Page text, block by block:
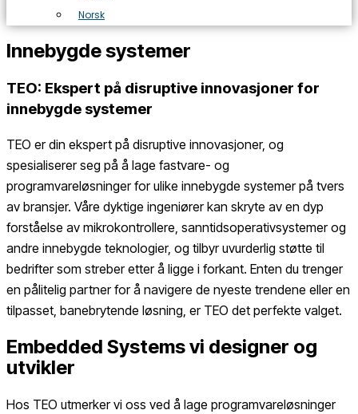
Norsk
Innebygde systemer
TEO: Ekspert på disruptive innovasjoner for
innebygde systemer
TEO er din ekspert på disruptive innovasjoner, og
spesialiserer seg på å lage fastvare- og
programvareløsninger for ulike innebygde systemer på tvers
av bransjer. Våre dyktige ingeniører kan skryte av en dyp
forståelse av mikrokontrollere, sanntidsoperativsystemer og
andre innebygde teknologier, og tilbyr uvurderlig støtte til
bedrifter som streber etter å ligge i forkant. Enten du trenger
en pålitelig partner for å navigere de nyeste trendene eller en
tilpasset, banebrytende løsning, er TEO det perfekte valget.
Embedded Systems vi designer og
utvikler
Hos TEO utmerker vi oss ved å lage programvareløsninger